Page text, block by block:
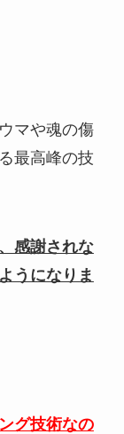
マや魂の傷
最高峰の技
感謝されな
うになりま
グ技術なの